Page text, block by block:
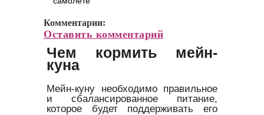
Комментарии:
Оставить комментарий
Чем кормить мейн-
куна
Мейн-куну необходимо правильное
и сбалансированное питание,
которое будет поддерживать его